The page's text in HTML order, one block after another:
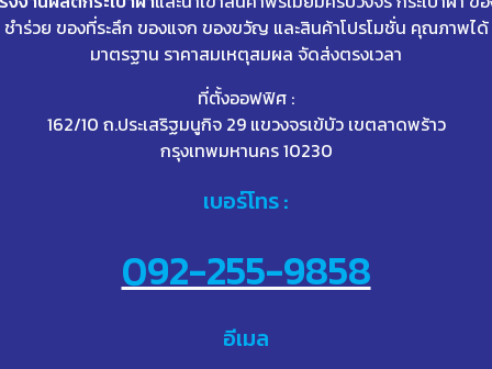
ชำร่วย ของที่ระลึก ของแจก ของขวัญ และสินค้าโปรโมชั่น คุณภาพได้
มาตรฐาน ราคาสมเหตุสมผล จัดส่งตรงเวลา
ที่ตั้งออฟฟิศ :
162/10 ถ.ประเสริฐมนูกิจ 29 แขวงจรเข้บัว เขตลาดพร้าว
กรุงเทพมหานคร 10230
เบอร์โทร :
092-255-9858
อีเมล